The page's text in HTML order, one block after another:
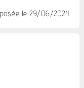
le 29/06/2024